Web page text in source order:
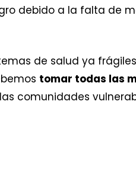
debido a la falta de
de salud ya
tomar todas las
comunidades